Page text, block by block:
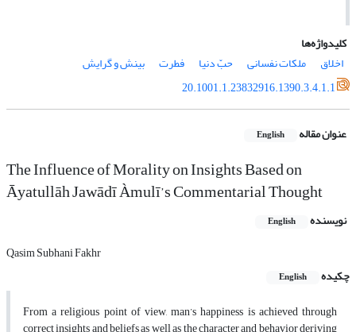
کلیدواژه‌ها
اخلاق
ملکات نفسانی حبّ دنیا فطرت
بینش و گرایش
20.1001.1.23832916.1390.3.4.1.1
عنوان مقاله English
The Influence of Morality on Insights Based on
Āyatullāh Jawādī Àmulī’s Commentarial Thought
نویسنده English
Qasim Subhani Fakhr
چکیده
English
From a religious point of view, man’s happiness is achieved through